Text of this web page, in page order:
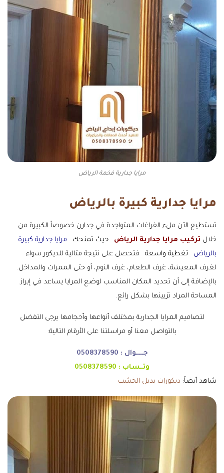
مرايا جدارية فخمة الرياض
مرايا جدارية كبيرة بالرياض
تستطيع الآن ملء الفراغات المتواجدة في جدارن خصوصاً الكبيرة من
خلال تركيب مرايا جدارية الرياض حيث تمنحك
مرايا جدارية كبيرة
بالرياض
تغطية واسعة
فتحصل على نتيجة مثالية للديكور سواء
لغرف المعيشة، غرف الطعام، غرف النوم، أو حتى الممرات والمداخل.
بالإضافة إلى أن تحديد المكان المناسب لوضع المرايا يساعد في إبراز
المساحة المراد تزيينها بشكل رائع.
لتصاميم المرايا الجدارية بمختلف أنواعها وأحجامها يرجى التفضل
بالتواصل معنا أو مراسلتنا على الأرقام التالية:
جـــــوال : 0508378590
وتــساب : 0508378590
شاهد أيضاً: ديكورات بديل الخشب